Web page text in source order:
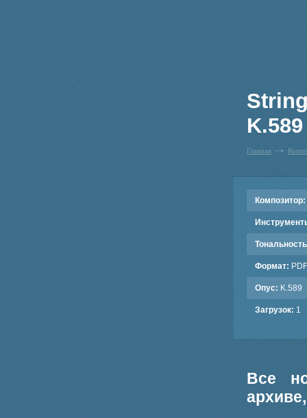
Главная
Композитор:
Формат: PDF
Опус: K.589
Загрузок: 1
Все